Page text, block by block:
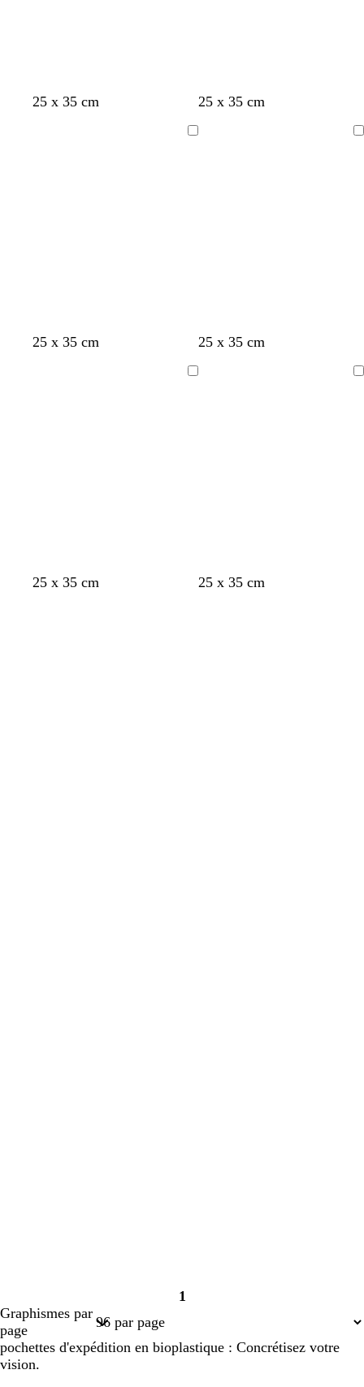
25 x 35 cm 25 x 35 cm
25 x 35 cm 25 x 35 cm
25 x 35 cm
25 x 35 cm
Page
1
Graphismes par
page
pochettes d'expédition en bioplastique : Concrétisez votre
vision.